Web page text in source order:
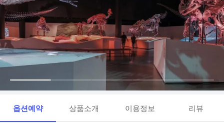
옵션예약 상품소개 이용정보 리뷰